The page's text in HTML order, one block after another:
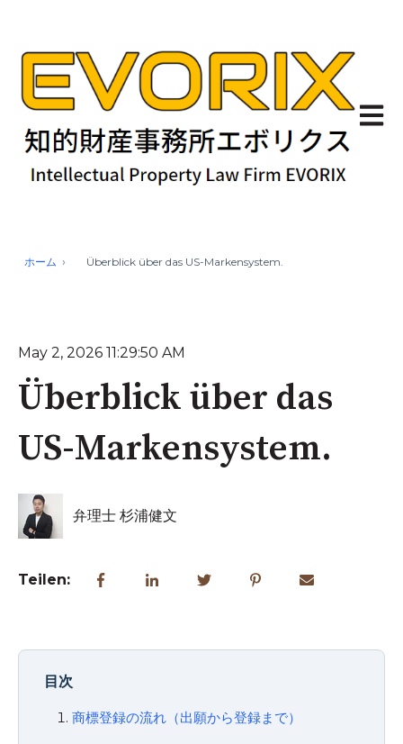
ホーム Überblick über das US-Markensystem.
May 2, 2026 11:29:50 AM
Überblick über das
US-Markensystem.
弁理士 杉浦健文
Teilen:
目次
商標登録の流れ（出願から登録まで）